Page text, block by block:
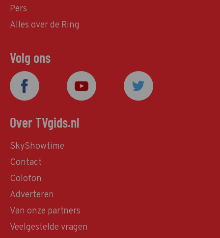
Pers
Alles over de Ring
Volg ons
Over TVgids.nl
SkyShowtime
Contact
Colofon
Adverteren
Van onze partners
Veelgestelde vragen